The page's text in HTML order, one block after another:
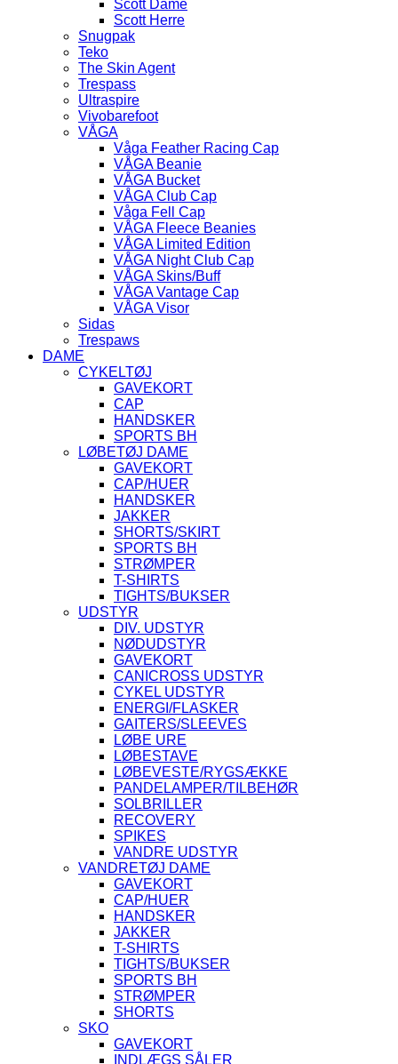
Scott Dame
Scott Herre
Snugpak
Teko
The Skin Agent
Trespass
Ultraspire
Vivobarefoot
VÅGA
Våga Feather Racing Cap
VÅGA Beanie
VÅGA Bucket
VÅGA Club Cap
Våga Fell Cap
VÅGA Fleece Beanies
VÅGA Limited Edition
VÅGA Night Club Cap
VÅGA Skins/Buff
VÅGA Vantage Cap
VÅGA Visor
Sidas
Trespaws
DAME
CYKELTØJ
GAVEKORT
CAP
HANDSKER
SPORTS BH
LØBETØJ DAME
GAVEKORT
CAP/HUER
HANDSKER
JAKKER
SHORTS/SKIRT
SPORTS BH
STRØMPER
T-SHIRTS
TIGHTS/BUKSER
UDSTYR
DIV. UDSTYR
NØDUDSTYR
GAVEKORT
CANICROSS UDSTYR
CYKEL UDSTYR
ENERGI/FLASKER
GAITERS/SLEEVES
LØBE URE
LØBESTAVE
LØBEVESTE/RYGSÆKKE
PANDELAMPER/TILBEHØR
SOLBRILLER
RECOVERY
SPIKES
VANDRE UDSTYR
VANDRETØJ DAME
GAVEKORT
CAP/HUER
HANDSKER
JAKKER
T-SHIRTS
TIGHTS/BUKSER
SPORTS BH
STRØMPER
SHORTS
SKO
GAVEKORT
INDLÆGS SÅLER